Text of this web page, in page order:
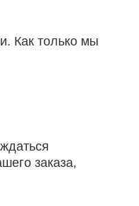
Как только мы
заказа,